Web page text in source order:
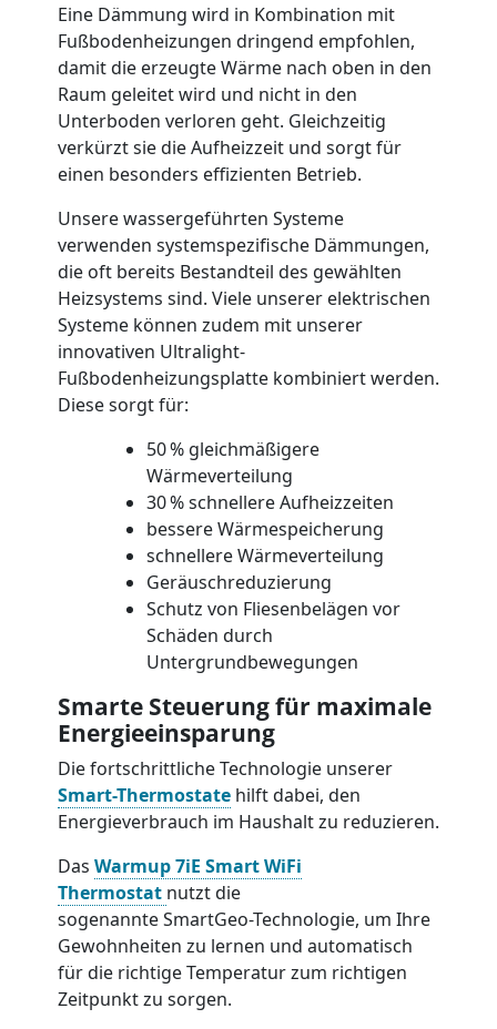
Eine Dämmung wird in Kombination mit
Fußbodenheizungen dringend empfohlen,
damit die erzeugte Wärme nach oben in den
Raum geleitet wird und nicht in den
Unterboden verloren geht. Gleichzeitig
verkürzt sie die Aufheizzeit und sorgt für
einen besonders effizienten Betrieb.
Unsere wassergeführten Systeme
verwenden systemspezifische Dämmungen,
die oft bereits Bestandteil des gewählten
Heizsystems sind. Viele unserer elektrischen
Systeme können zudem mit unserer
innovativen Ultralight-
Fußbodenheizungsplatte kombiniert werden.
Diese sorgt für:
50 % gleichmäßigere
Wärmeverteilung
30 % schnellere Aufheizzeiten
bessere Wärmespeicherung
schnellere Wärmeverteilung
Geräuschreduzierung
Schutz von Fliesenbelägen vor
Schäden durch
Untergrundbewegungen
Smarte Steuerung für maximale
Energieeinsparung
Die fortschrittliche Technologie unserer
Smart-Thermostate hilft dabei, den
Energieverbrauch im Haushalt zu reduzieren.
Das Warmup 7iE Smart WiFi
Thermostat nutzt die
sogenannte SmartGeo-Technologie, um Ihre
Gewohnheiten zu lernen und automatisch
für die richtige Temperatur zum richtigen
Zeitpunkt zu sorgen.